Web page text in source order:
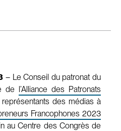
– Le Conseil du patronat du
de l’Alliance des Patronats
des médias à
Francophones 2023
au Centre des Congrès de